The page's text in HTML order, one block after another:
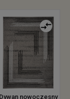
Dywan nowoczesny